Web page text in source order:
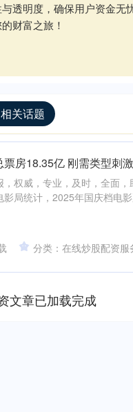
透明度，确保用户资金
财富之旅！
关话题
房18.35亿 刚需类型刺
权威，专业，及时，全面
局统计，2025年国庆档电
分类：在线炒股配资服
文章已加载完成